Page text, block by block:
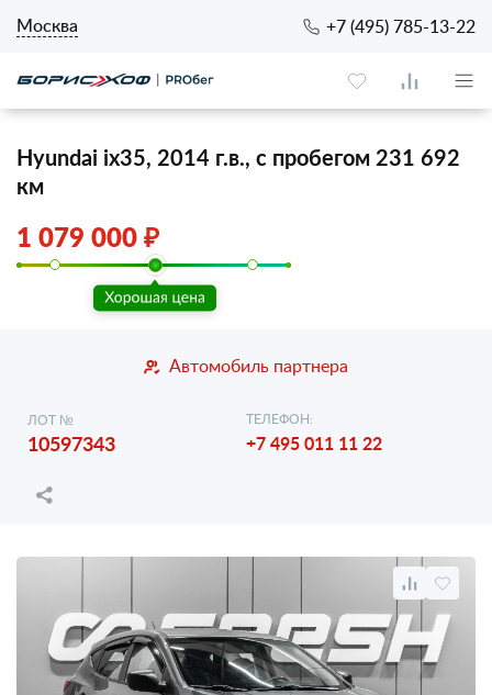
Москва +7 (495) 785-13-22
Hyundai ix35, 2014 г.в., с пробегом 231 692
км
1 079 000 ₽
Автомобиль партнера
ЛОТ №
10597343
ТЕЛЕФОН:
+7 495 011 11 22